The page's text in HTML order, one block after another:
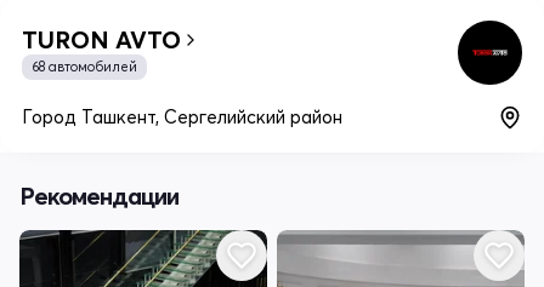
TURON AVTO
68 автомобилей
Город Ташкент, Сергелийский район
Рекомендации